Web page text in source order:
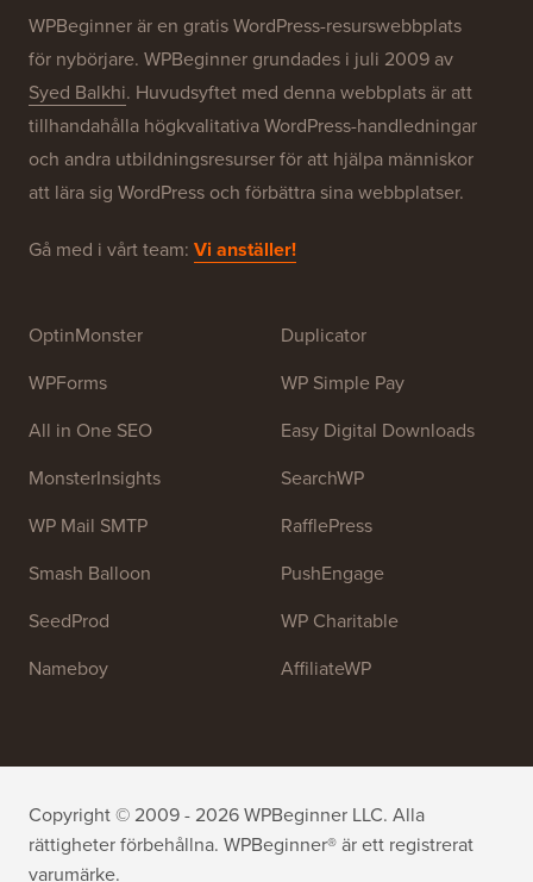
WPBeginner är en gratis WordPress-resurswebbplats
för nybörjare. WPBeginner grundades i juli 2009 av
Syed Balkhi. Huvudsyftet med denna webbplats är att
tillhandahålla högkvalitativa WordPress-handledningar
och andra utbildningsresurser för att hjälpa människor
att lära sig WordPress och förbättra sina webbplatser.
Gå med i vårt team: Vi anställer!
OptinMonster
WPForms
All in One SEO
MonsterInsights
WP Mail SMTP
Smash Balloon
SeedProd
Duplicator
WP Simple Pay
Easy Digital Downloads
SearchWP
RafflePress
PushEngage
WP Charitable
Copyright © 2009 - 2026 WPBeginner LLC. Alla